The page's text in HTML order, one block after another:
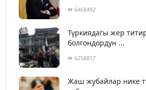
6468492
Түркиядагы жер
болгондордун ...
6258817
Жаш жубайлар нике